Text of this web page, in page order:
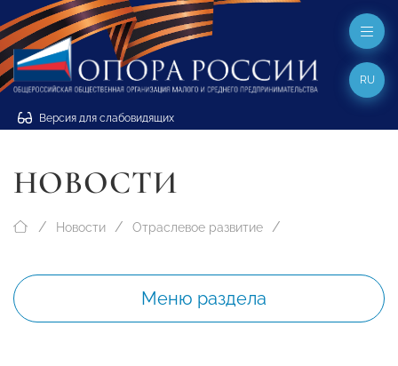
Версия для слабовидящих
RU
НОВОСТИ
Новости Отраслевое развитие
Меню раздела